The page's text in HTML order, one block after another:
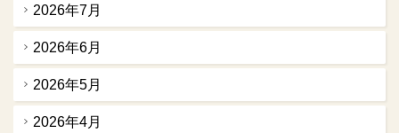
2026年7月
2026年6月
2026年5月
2026年4月